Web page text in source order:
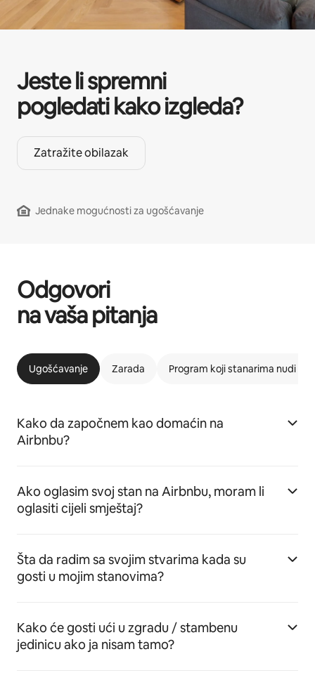
Jeste li spremni
pogledati kako izgleda?
Zatražite obilazak
Jednake mogućnosti za ugošćavanje
Odgovori
na vaša pitanja
Ugošćavanje Zarada Program koji stanarima nudi
Kako da započnem kao domaćin na
Airbnbu?
Ako oglasim svoj stan na Airbnbu, moram li
oglasiti cijeli smještaj?
Šta da radim sa svojim stvarima kada su
gosti u mojim stanovima?
Kako će gosti ući u zgradu / stambenu
jedinicu ako ja nisam tamo?